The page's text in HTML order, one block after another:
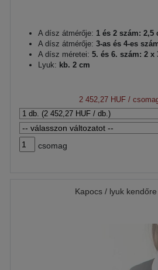
A dísz átmérője: 1 és 2 szám: 2,5
A dísz átmérője: 3-as és 4-es
A dísz méretei: 5. és 6. szám: 2 x
Lyuk: kb. 2 cm
2 452,27 HUF/
csomag
Kapocs / lyuk